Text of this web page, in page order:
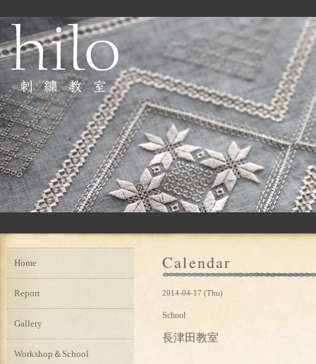
Calendar
2014-04-17 (Thu)
School
長津田教室
Home
Report
Gallery
Workshop＆School